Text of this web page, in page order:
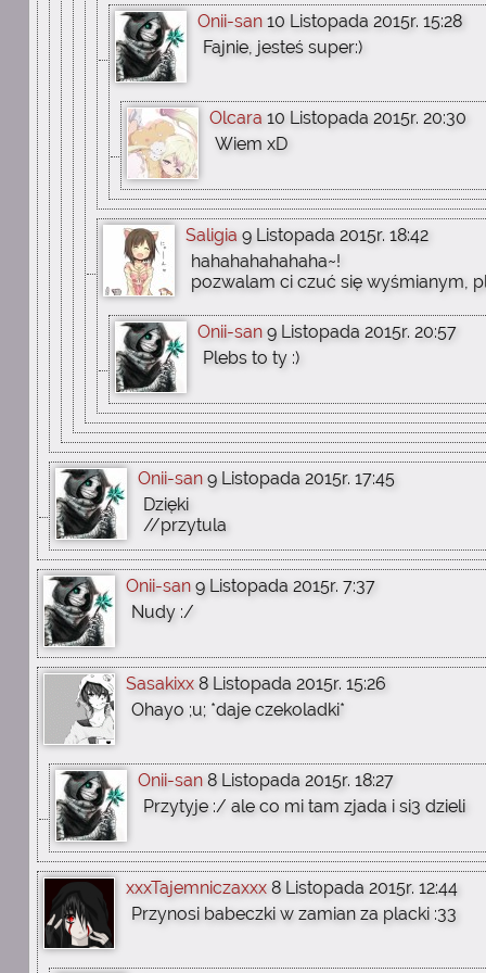
Onii-san 10 Listopada 2015r. 15:28
Fajnie, jesteś super:)
Olcara 10 Listopada 2015r. 20:30
Wiem xD
Saligia 9 Listopada 2015r. 18:42
hahahahahahaha~!
pozwalam ci czuć się wyśmianym,
Onii-san 9 Listopada 2015r. 20:57
Plebs to ty :)
Onii-san 9 Listopada 2015r. 17:45
Dzięki
//przytula
Onii-san 9 Listopada 2015r. 7:37
Nudy :/
Sasakixx 8 Listopada 2015r. 15:26
Ohayo ;u; *daje czekoladki*
Onii-san 8 Listopada 2015r. 18:27
Przytyje :/ ale co mi tam zjada i si3 dzieli
xxxTajemniczaxxx 8 Listopada 2015r. 12:44
Przynosi babeczki w zamian za placki :33